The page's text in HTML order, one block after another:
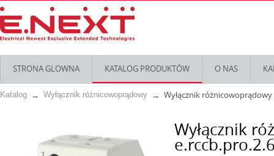
STRONA GLOWNA KATALOG PRODUKTÓW O NAS
Katalog Wyłącznik różnicowoprądowy Wyłącznik różnicowoprądowy
Wyłącznik